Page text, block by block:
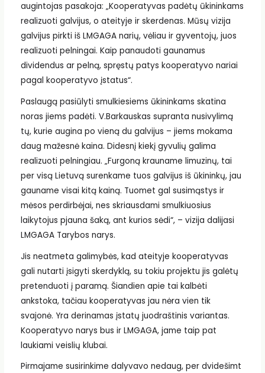
augintojas pasakoja: „Kooperatyvas padėtų ūkininkams
realizuoti galvijus, o ateityje ir skerdenas. Mūsų vizija
galvijus pirkti iš LMGAGA narių, vėliau ir gyventojų, juos
realizuoti pelningai. Kaip panaudoti gaunamus
dividendus ar pelną, spręstų patys kooperatyvo nariai
pagal kooperatyvo įstatus“.
Paslaugą pasiūlyti smulkiesiems ūkininkams skatina
noras jiems padėti. V.Barkauskas supranta nusivylimą
tų, kurie augina po vieną du galvijus – jiems mokama
daug mažesnė kaina. Didesnį kiekį gyvulių galima
realizuoti pelningiau. „Furgoną krauname limuzinų, tai
per visą Lietuvą surenkame tuos galvijus iš ūkininkų, jau
gauname visai kitą kainą. Tuomet gal susimąstys ir
mėsos perdirbėjai, nes skriausdami smulkiuosius
laikytojus pjauna šaką, ant kurios sėdi“, – vizija dalijasi
LMGAGA Tarybos narys.
Jis neatmeta galimybės, kad ateityje kooperatyvas
gali nutarti įsigyti skerdyklą, su tokiu projektu jis galėtų
pretenduoti į paramą. Šiandien apie tai kalbėti
ankstoka, tačiau kooperatyvas jau nėra vien tik
svajonė. Yra derinamas įstatų juodraštinis variantas.
Kooperatyvo narys bus ir LMGAGA, jame taip pat
laukiami veislių klubai.
Pirmajame susirinkime dalyvavo nedaug, per dvidešimt